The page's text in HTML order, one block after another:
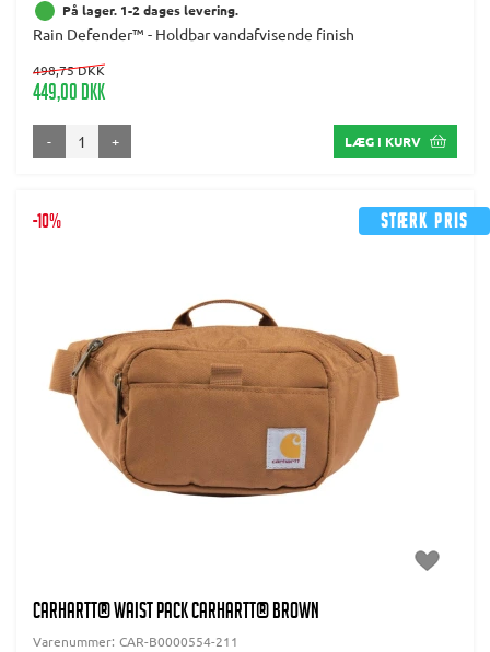
På lager. 1-2 dages levering.
Rain Defender™ - Holdbar vandafvisende finish
498,75 DKK
449,00 DKK
- + LÆG I KURV
Stærk pris
-10%
CARHARTT® WAIST PACK CARHARTT® BROWN
Varenummer: CAR-B0000554-211